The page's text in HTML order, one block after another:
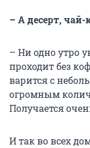
– А десерт, чай-
– Ни одно утро
проходит без
варится с
огромным
Получается
И так во всех